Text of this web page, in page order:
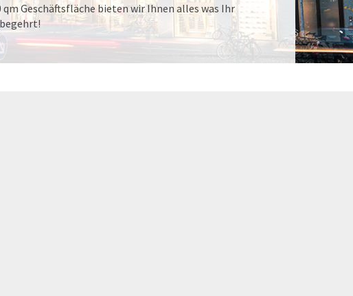
qm Geschäftsfläche bieten wir Ihnen alles was Ihr